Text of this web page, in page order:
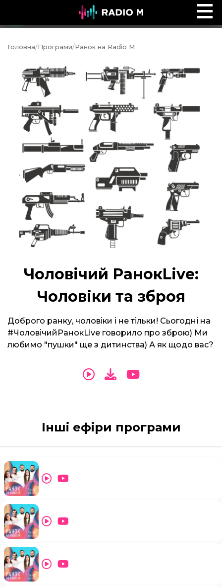
Ефір Radio M
Головна/Програми/Ранок на Radio M
Чоловічий РанокLive:
Чоловіки та зброя
Доброго ранку, чоловіки і не тільки! Сьогодні на
#ЧоловічийРанокLive говорило про зброю) Ми
любимо "пушки" ще з дитинства) А як щодо вас?
Інші ефіри програми